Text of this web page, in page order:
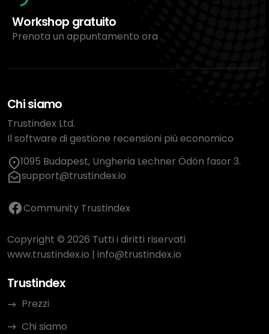
Workshop gratuito
Prenota un appuntamento ora
Chi siamo
Trustindex Ltd.
Il software di gestione recensioni più economico
1095 Budapest, Ungheria Lechner Ödön fasor 3.
support@trustindex.io
Community Trustindex
Copyright © 2026 Tutti i diritti riservati
www.trustindex.io | info@trustindex.io
Trustindex
Prezzi
Chi siamo